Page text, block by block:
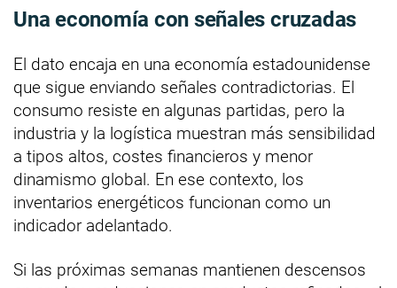
Una economía con señales cruzadas
El dato encaja en una economía estadounidense
que sigue enviando señales contradictorias. El
consumo resiste en algunas partidas, pero la
industria y la logística muestran más sensibilidad
a tipos altos, costes financieros y menor
dinamismo global. En ese contexto, los
inventarios energéticos funcionan como un
indicador adelantado.
Si las próximas semanas mantienen descensos